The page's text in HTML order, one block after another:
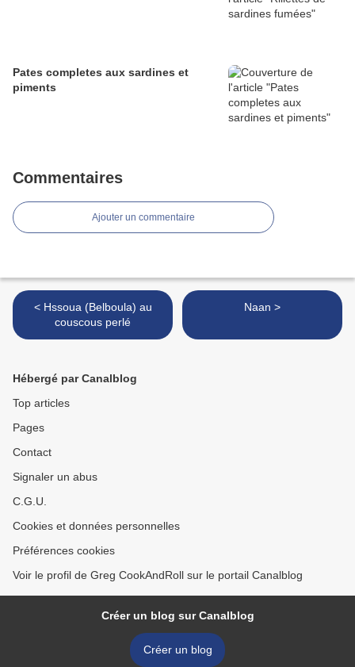
Pates completes aux sardines et
piments
Commentaires
Ajouter un commentaire
< Hssoua (Belboula) au
couscous perlé
Naan >
Hébergé par Canalblog
Top articles
Pages
Contact
Signaler un abus
C.G.U.
Cookies et données personnelles
Préférences cookies
Voir le profil de Greg CookAndRoll sur le portail Canalblog
Créer un blog sur Canalblog
Créer un blog